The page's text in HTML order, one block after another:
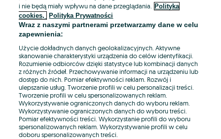
LUB
E-mail
Hasło
i nie będą miały wpływu na dane przeglądania.
Polityka
cookies,
Polityka Prywatności
Wraz z naszymi partnerami przetwarzamy dane w celu
zapewnienia:
Użycie dokładnych danych geolokalizacyjnych. Aktywne
skanowanie charakterystyki urządzenia do celów identyfikacji.
Rozumienie odbiorców dzięki statystyce lub kombinacji danych
z różnych źródeł. Przechowywanie informacji na urządzeniu lub
dostęp do nich. Pomiar efektywności reklam. Rozwój i
ulepszanie usług. Tworzenie profili w celu personalizacji treści.
Tworzenie profili w celu spersonalizowanych reklam.
Wykorzystywanie ograniczonych danych do wyboru reklam.
Wykorzystywanie ograniczonych danych do wyboru treści.
Pomiar efektywności treści. Wykorzystanie profili do wyboru
spersonalizowanych reklam. Wykorzystywanie profili w celu
doboru spersonalizowanych treści.